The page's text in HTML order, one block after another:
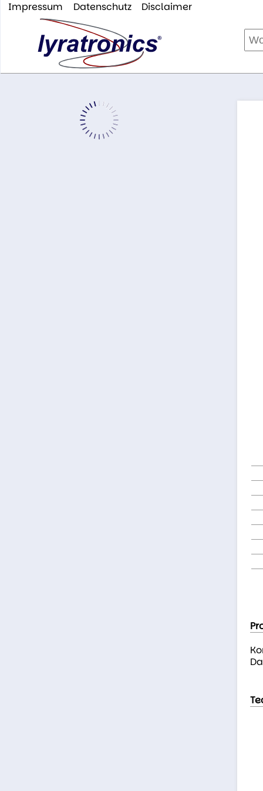
Impressum Datenschutz Disclaimer